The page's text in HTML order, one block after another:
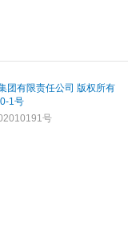
团有限责任公司 版权所有
1号
号